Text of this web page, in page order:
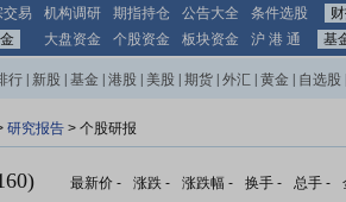
交易 机构调研 期指持仓 公告大全 条件选股
大盘资金 个股资金 板块资金 沪 港 通 基
行 新股 基金 港股 美股 期货 外汇 黄金 自选股
研究报告 > 个股研报
最新价 - 涨跌 - 涨跌幅 - 换手 - 总手 -